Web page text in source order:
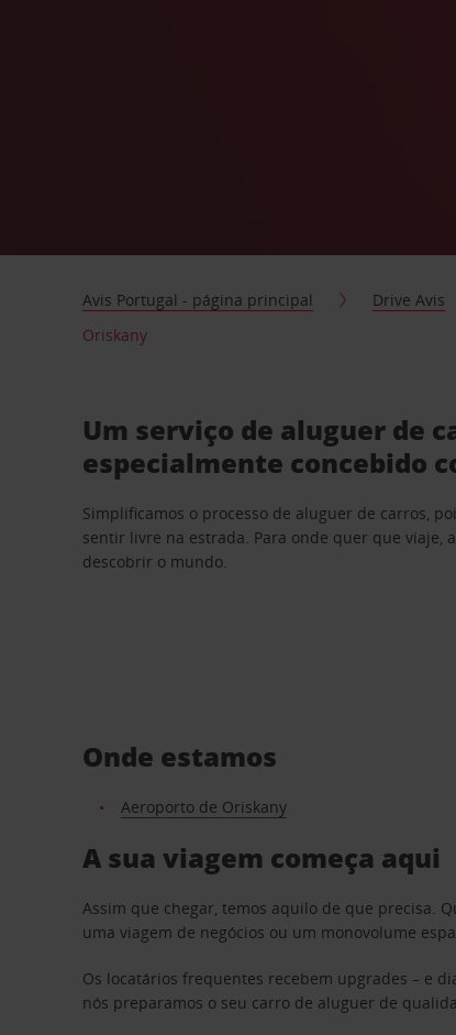
Avis Portugal - página principal Drive Avis
Oriskany
Um serviço de aluguer de
especialmente concebido
Simplificamos o processo de aluguer de carros,
sentir livre na estrada. Para onde quer que viaje,
descobrir o mundo.
Onde estamos
Aeroporto de Oriskany
A sua viagem começa aqui
Assim que chegar, temos aquilo de que precisa.
uma viagem de negócios ou um monovolume
Os locatários frequentes recebem upgrades – e
nós preparamos o seu carro de aluguer de